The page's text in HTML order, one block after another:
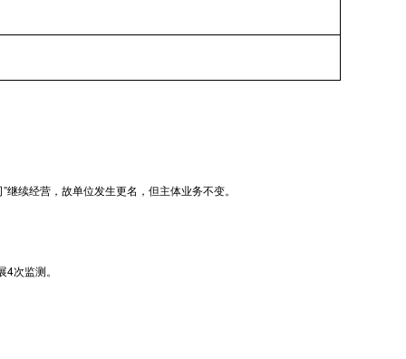
续经营，故单位发生更名，但主体业务不变。
次监测。